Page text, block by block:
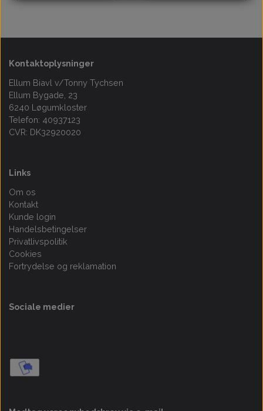
Kontaktoplysninger
Ellum Biavl v/Tonny Tychsen
Ellum Bygade, 23
6240 Løgumkloster
Telefon: 40937123
CVR: DK32920020
Links
Om os
Kontakt
Kunde login
Handelsbetingelser
Privatlivspolitik
Cookies
Fortrydelse og reklamation
Sociale medier